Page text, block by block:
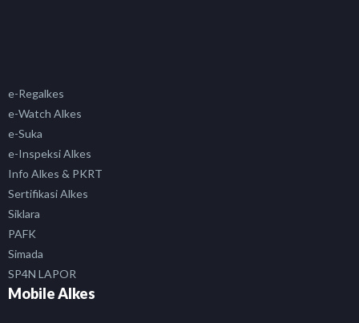
e-Regalkes
e-Watch Alkes
e-Suka
e-Inspeksi Alkes
Info Alkes & PKRT
Sertifikasi Alkes
Siklara
PAFK
Simada
SP4N LAPOR
Mobile Alkes